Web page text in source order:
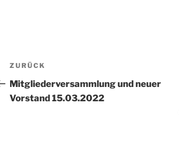
Beitragsnavigation
Vorheriger
Beitrag
ZURÜCK
Mitgliederversammlung und neuer
Vorstand 15.03.2022